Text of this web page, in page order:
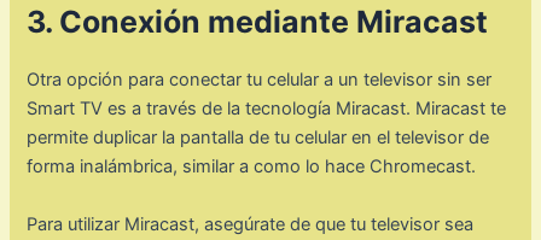
3. Conexión mediante Miracast
Otra opción para conectar tu celular a un televisor sin ser
Smart TV es a través de la tecnología Miracast. Miracast te
permite duplicar la pantalla de tu celular en el televisor de
forma inalámbrica, similar a como lo hace Chromecast.
Para utilizar Miracast, asegúrate de que tu televisor sea